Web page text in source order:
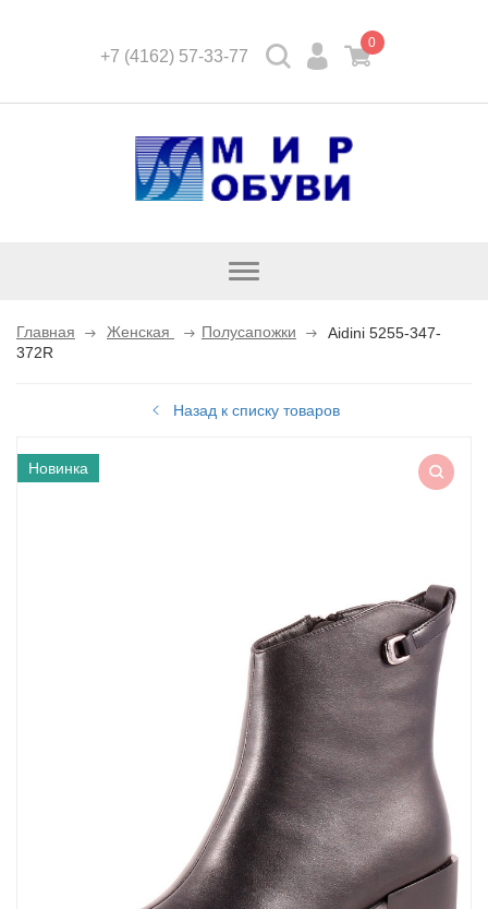
+7 (4162) 57-33-77
0
Открыть
Главная Женская Полусапожки
Aidini 5255-347-
372R
Назад к списку товаров